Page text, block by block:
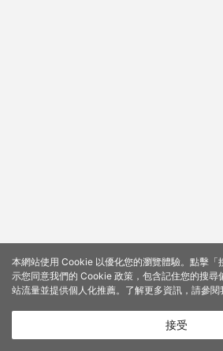
本網站使用 Cookie 以優化您的瀏覽體驗。點擊「
示您同意我們的 Cookie 政策，包含記住您的搜尋
站流量並提供個人化推薦。了解更多資訊，請參閱
接受